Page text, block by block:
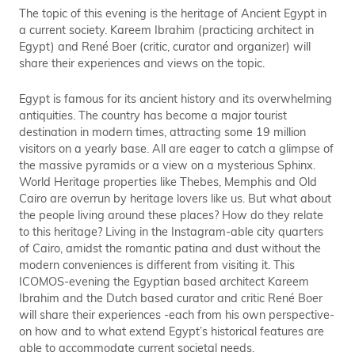
The topic of this evening is the heritage of Ancient Egypt in
a current society. Kareem Ibrahim (practicing architect in
Egypt) and René Boer (critic, curator and organizer) will
share their experiences and views on the topic.
Egypt is famous for its ancient history and its overwhelming
antiquities. The country has become a major tourist
destination in modern times, attracting some 19 million
visitors on a yearly base. All are eager to catch a glimpse of
the massive pyramids or a view on a mysterious Sphinx.
World Heritage properties like Thebes, Memphis and Old
Cairo are overrun by heritage lovers like us. But what about
the people living around these places? How do they relate
to this heritage? Living in the Instagram-able city quarters
of Cairo, amidst the romantic patina and dust without the
modern conveniences is different from visiting it. This
ICOMOS-evening the Egyptian based architect Kareem
Ibrahim and the Dutch based curator and critic René Boer
will share their experiences -each from his own perspective-
on how and to what extend Egypt’s historical features are
able to accommodate current societal needs.